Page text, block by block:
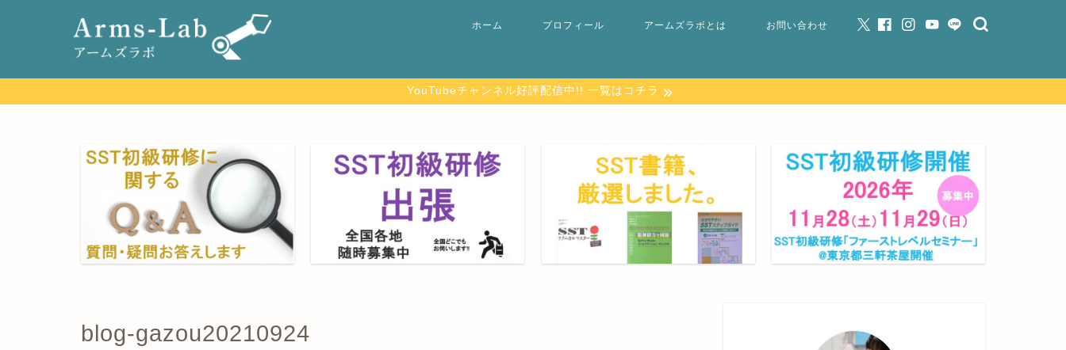
ホーム プロフィール アームズラボとは お問い合わせ
YouTubeチャンネル好評配信中!! 一覧はコチラ
blog-gazou20210924